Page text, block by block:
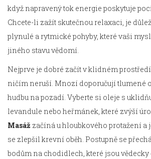
když napravený tok energie poskytuje
Chcete-li zažít skutečnou relaxaci, je
plynulé a rytmické pohyby, které vaši
jiného stavu vědomí.
Nejprve je dobré začít v klidném
ničím neruší. Mnozí doporučují tlumené
hudbu na pozadí. Vyberte si oleje s
levandule nebo heřmánek, které zvýší
Masáž začíná u hloubkového protažení a
se zlepšil krevní oběh. Postupně se
bodům na chodidlech, které jsou